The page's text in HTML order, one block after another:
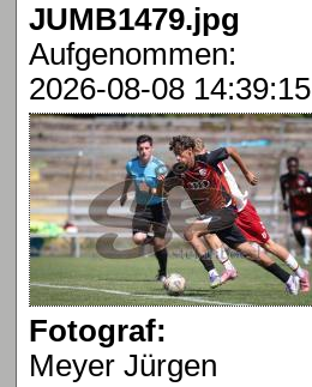
JUMB1479.jpg
Aufgenommen:
2026-08-08 14:39:15
Fotograf:
Meyer Jürgen